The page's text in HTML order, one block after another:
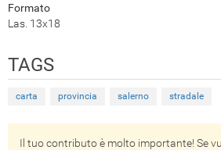
Formato
Las. 13x18
TAGS
carta provincia salerno stradale
Il tuo contributo è molto importante! Se